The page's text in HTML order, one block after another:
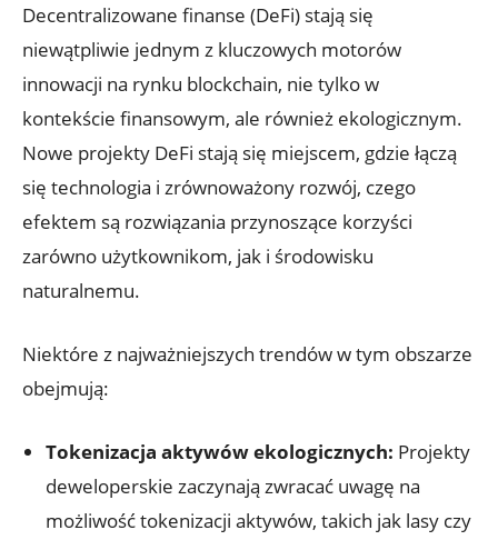
Decentralizowane finanse (DeFi) stają się
⁤niewątpliwie ⁢jednym z ⁣kluczowych ​motorów⁤
innowacji na rynku blockchain, nie tylko w
kontekście ⁤finansowym, ale również ekologicznym.
Nowe ⁤projekty DeFi stają się⁢ miejscem, gdzie łączą
się technologia‍ i zrównoważony​ rozwój, czego
efektem są rozwiązania ​przynoszące ⁤korzyści
zarówno ⁢użytkownikom, jak i środowisku
naturalnemu.
Niektóre z najważniejszych trendów w tym obszarze
obejmują:
Tokenizacja aktywów ekologicznych: Projekty‌
deweloperskie zaczynają zwracać uwagę na
możliwość tokenizacji aktywów, ​takich jak lasy czy‍